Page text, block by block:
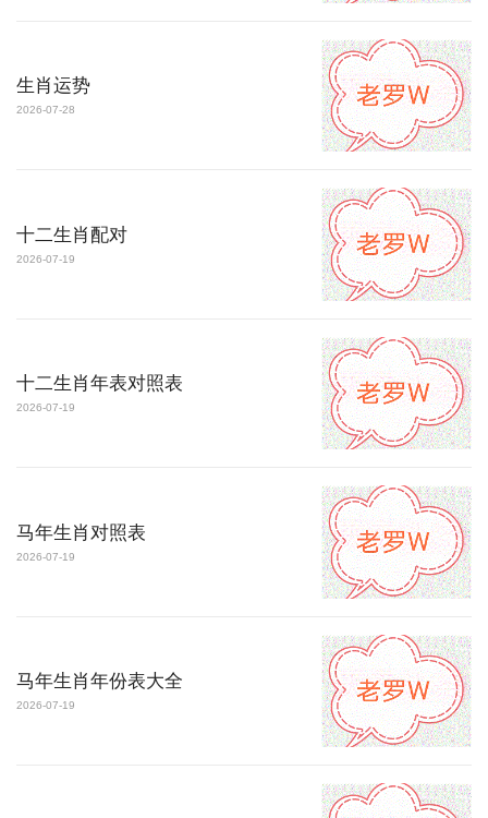
生肖运势
2026-07-28
十二生肖配对
2026-07-19
十二生肖年表对照表
2026-07-19
马年生肖对照表
2026-07-19
马年生肖年份表大全
2026-07-19